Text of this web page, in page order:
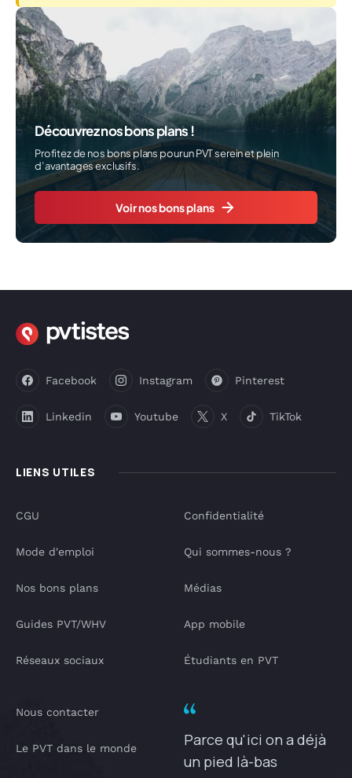
Découvrez nos bons plans !
Profitez de nos bons plans pour un PVT serein et plein
d’avantages exclusifs.
Voir nos bons plans
LIENS UTILES
Facebook Instagram Pinterest
Linkedin Youtube X TikTok
CGU
Mode d'emploi
Nos bons plans
Guides PVT/WHV
Réseaux sociaux
Confidentialité
Qui sommes-nous ?
Médias
App mobile
Étudiants en PVT
Nous contacter
Le PVT dans le monde
Parce qu'ici on a déjà
un pied là-bas